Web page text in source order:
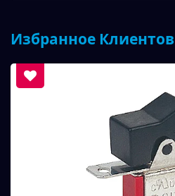
Избранное Клиентов